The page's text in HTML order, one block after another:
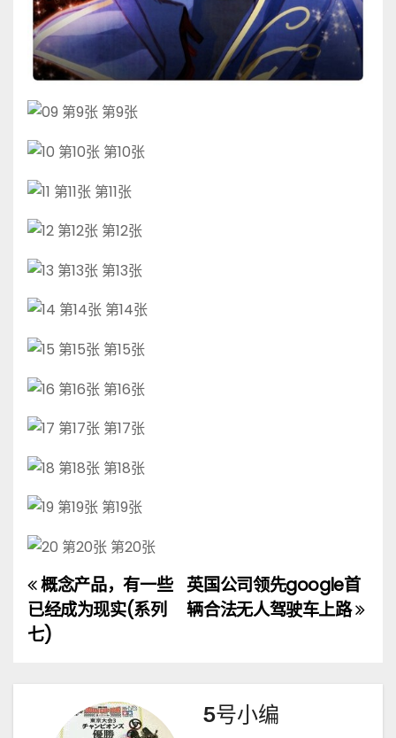
文
章
英国公司领先google首
辆合法无人驾驶车上路
概念产品，有一些
已经成为现实(系列
七)
5号小编